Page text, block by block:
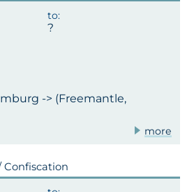
-> (Freemantle,
more